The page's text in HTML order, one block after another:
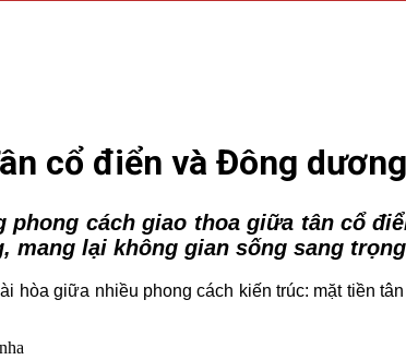
cổ điển và Đông dương
phong cách giao thoa giữa tân cổ
mang lại không gian sống sang
hòa giữa nhiều phong cách kiến trúc: mặt tiền